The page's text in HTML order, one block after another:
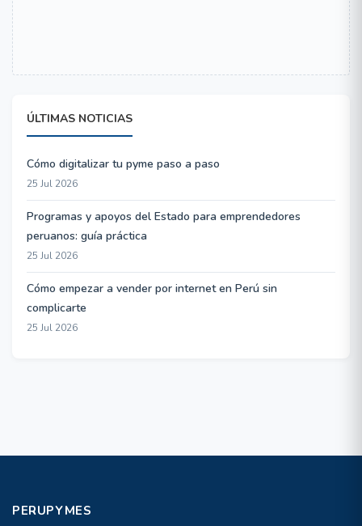
ÚLTIMAS NOTICIAS
Cómo digitalizar tu pyme paso a paso
25 Jul 2026
Programas y apoyos del Estado para emprendedores
peruanos: guía práctica
25 Jul 2026
Cómo empezar a vender por internet en Perú sin
complicarte
25 Jul 2026
PERUPYMES